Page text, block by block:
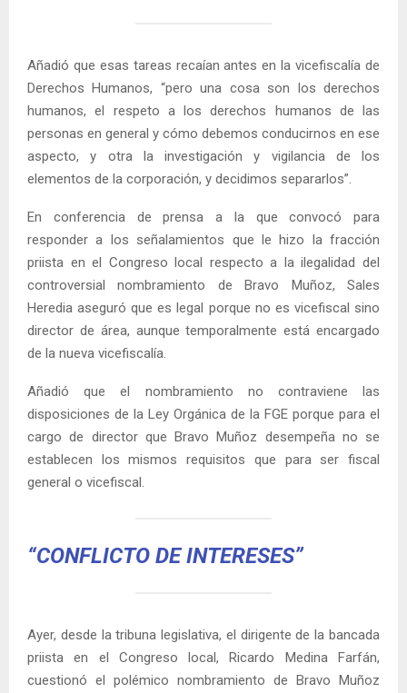
Añadió que esas tareas recaían antes en la vicefiscalía de
Derechos Humanos, “pero una cosa son los derechos
humanos, el respeto a los derechos humanos de las
personas en general y cómo debemos conducirnos en ese
aspecto, y otra la investigación y vigilancia de los
elementos de la corporación, y decidimos separarlos”.
En conferencia de prensa a la que convocó para
responder a los señalamientos que le hizo la fracción
priista en el Congreso local respecto a la ilegalidad del
controversial nombramiento de Bravo Muñoz, Sales
Heredia aseguró que es legal porque no es vicefiscal sino
director de área, aunque temporalmente está encargado
de la nueva vicefiscalía.
Añadió que el nombramiento no contraviene las
disposiciones de la Ley Orgánica de la FGE porque para el
cargo de director que Bravo Muñoz desempeña no se
establecen los mismos requisitos que para ser fiscal
general o vicefiscal.
“CONFLICTO DE INTERESES”
Ayer, desde la tribuna legislativa, el dirigente de la bancada
priista en el Congreso local, Ricardo Medina Farfán,
cuestionó el polémico nombramiento de Bravo Muñoz